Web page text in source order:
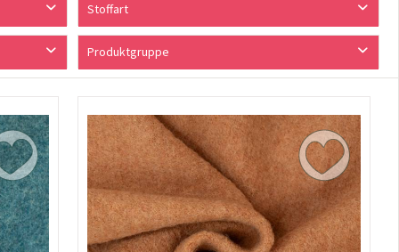
Stoffart
Walkloden
Wollstoff
Produktgruppe
Stoffe